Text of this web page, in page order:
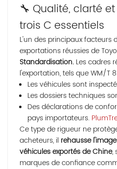
🔧 Qualité, clarté
trois C essentiels
L'un des principaux facteurs
exportations réussies de
Standardisation. Les cadres
l'exportation, tels que WM/T
Les véhicules sont
Les dossiers techniques
Des déclarations de
pays importateurs.
Ce type de rigueur ne
acheteurs, il rehausse
véhicules exportés de Chine,
marques de confiance